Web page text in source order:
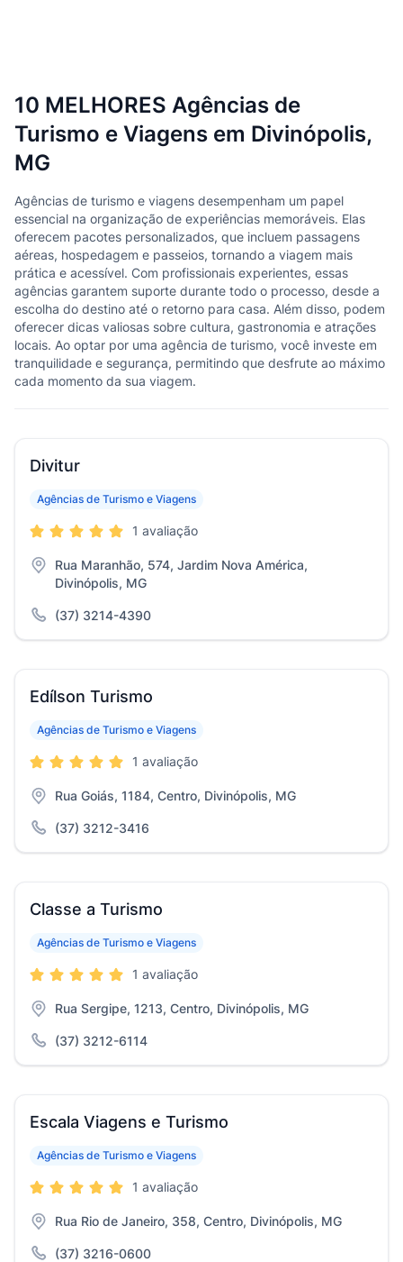
10 MELHORES Agências de
Turismo e Viagens em Divinópolis,
MG
Agências de turismo e viagens desempenham um papel
essencial na organização de experiências memoráveis. Elas
oferecem pacotes personalizados, que incluem passagens
aéreas, hospedagem e passeios, tornando a viagem mais
prática e acessível. Com profissionais experientes, essas
agências garantem suporte durante todo o processo, desde a
escolha do destino até o retorno para casa. Além disso, podem
oferecer dicas valiosas sobre cultura, gastronomia e atrações
locais. Ao optar por uma agência de turismo, você investe em
tranquilidade e segurança, permitindo que desfrute ao máximo
cada momento da sua viagem.
Divitur
Agências de Turismo e Viagens
1 avaliação
Rua Maranhão, 574, Jardim Nova América,
Divinópolis, MG
(37) 3214-4390
Edílson Turismo
Agências de Turismo e Viagens
1 avaliação
Rua Goiás, 1184, Centro, Divinópolis, MG
(37) 3212-3416
Classe a Turismo
Agências de Turismo e Viagens
1 avaliação
Rua Sergipe, 1213, Centro, Divinópolis, MG
(37) 3212-6114
Escala Viagens e Turismo
Agências de Turismo e Viagens
1 avaliação
Rua Rio de Janeiro, 358, Centro, Divinópolis, MG
(37) 3216-0600